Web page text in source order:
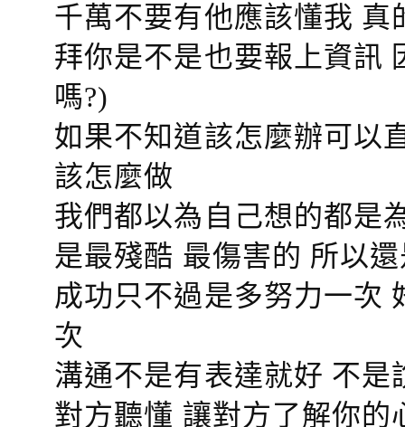
千萬不要有他應該懂我
拜你是不是也要報上資訊
嗎?)
如果不知道該怎麼辦可以
該怎麼做
我們都以為自己想的都是
是最殘酷 最傷害的 所以
成功只不過是多努力一次
次
溝通不是有表達就好 不
對方聽懂 讓對方了解你